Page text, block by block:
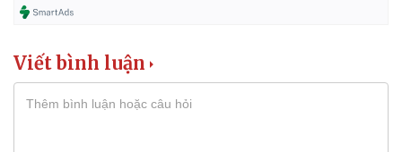
Viết bình luận